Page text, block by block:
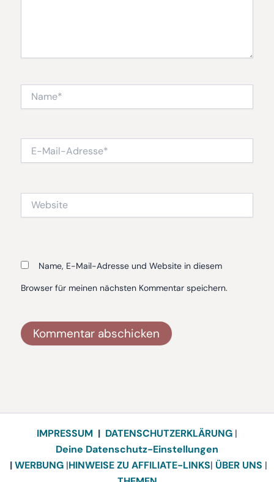
Mail-
Website
Name, E-Mail-Adresse und Website in diesem
Browser für meinen nächsten Kommentar speichern.
IMPRESSUM | DATENSCHUTZERKLÄRUNG |
Deine Datenschutz-Einstellungen
|WERBUNG |HINWEISE ZU AFFILIATE-LINKS| ÜBER UNS |